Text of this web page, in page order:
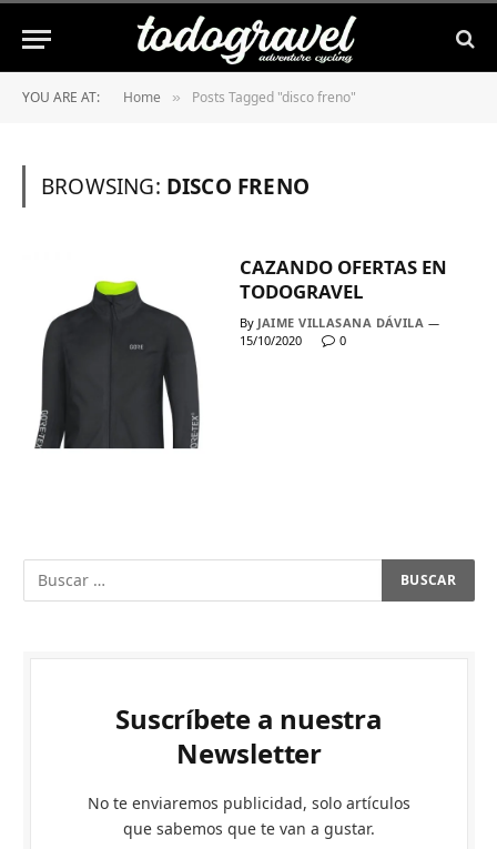
YOU ARE AT: Home » Posts Tagged "disco freno"
BROWSING: DISCO FRENO
CAZANDO OFERTAS EN
TODOGRAVEL
By JAIME VILLASANA DÁVILA
15/10/2020
0
Suscríbete a nuestra
Newsletter
No te enviaremos publicidad, solo artículos
que sabemos que te van a gustar.